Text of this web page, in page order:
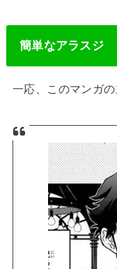
簡単なアラスジ
一応、このマンガ